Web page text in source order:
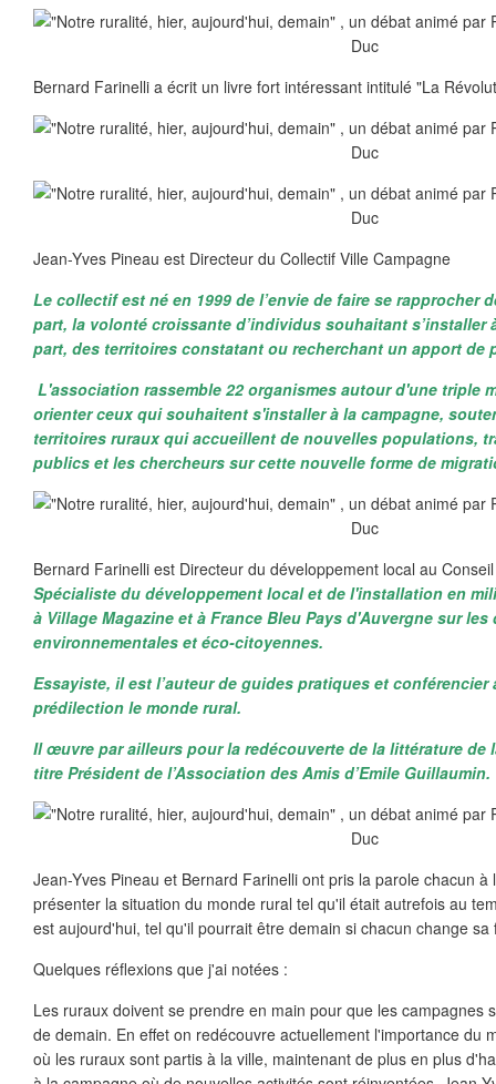
Bernard Farinelli a écrit un livre fort intéressant intitulé "La
Jean-Yves Pineau est Directeur du Collectif Ville Campagne
Le collectif est né en 1999 de l’envie de faire se rapprocher
part, la volonté croissante d’individus souhaitant s’installer
part, des territoires constatant ou recherchant un apport de
L'association rassemble 22 organismes autour d'une triple
orienter ceux qui souhaitent s'installer à la campagne,
territoires ruraux qui accueillent de nouvelles populations,
publics et les chercheurs sur cette nouvelle forme de
Bernard Farinelli est Directeur du développement local au
Spécialiste du développement local et de l'installation en
à Village Magazine et à France Bleu Pays d'Auvergne sur
environnementales et éco-citoyennes.
Essayiste, il est l’auteur de guides pratiques et conférencier
prédilection le monde rural.
Il œuvre par ailleurs pour la redécouverte de la littérature de
titre Président de l’Association des Amis d’Emile Guillaumin.
Jean-Yves Pineau et Bernard Farinelli ont pris la parole chacun
présenter la situation du monde rural tel qu'il était autrefois au
est aujourd'hui, tel qu'il pourrait être demain si chacun change
Quelques réflexions que j'ai notées :
Les ruraux doivent se prendre en main pour que les campagnes
de demain. En effet on redécouvre actuellement l'importance du
où les ruraux sont partis à la ville, maintenant de plus en plus